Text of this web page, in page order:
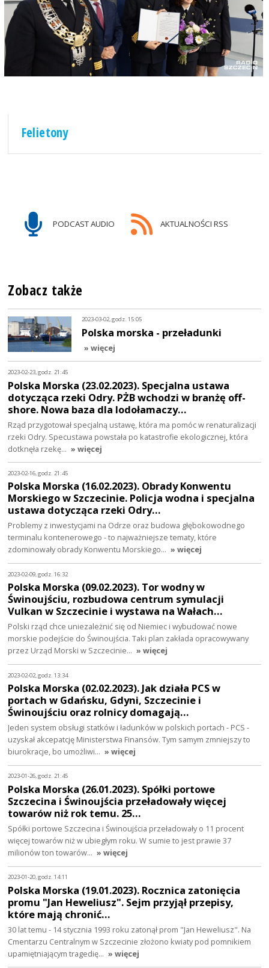
Felietony
PODCAST AUDIO AKTUALNOŚCI RSS
Zobacz także
2023-03-02, godz. 15:05
Polska morska - przeładunki
» więcej
2023-02-23, godz. 21:45
Polska Morska (23.02.2023). Specjalna ustawa
dotycząca rzeki Odry. PŻB wchodzi w branżę off-
shore. Nowa baza dla lodołamaczy…
Rząd przygotował specjalną ustawę, która ma pomóc w renaturalizacji
rzeki Odry. Specustawa powstała po katastrofie ekologicznej, która
dotknęła rzekę… » więcej
2023-02-16, godz. 21:45
Polska Morska (16.02.2023). Obrady Konwentu
Morskiego w Szczecinie. Policja wodna i specjalna
ustawa dotycząca rzeki Odry…
Problemy z inwestycjami na Odrze oraz budowa głębokowodnego
terminalu kontenerowego - to najważniejsze tematy, które
zdominowały obrady Konwentu Morskiego… » więcej
2023-02-09, godz. 16:32
Polska Morska (09.02.2023). Tor wodny w
Świnoujściu, rozbudowa centrum symulacji
Vulkan w Szczecinie i wystawa na Wałach…
Polski rząd chce uniezależnić się od Niemiec i wybudować nowe
morskie podejście do Świnoujścia. Taki plan zakłada opracowywany
przez Urząd Morski w Szczecinie… » więcej
2023-02-02, godz. 13:34
Polska Morska (02.02.2023). Jak działa PCS w
portach w Gdańsku, Gdyni, Szczecinie i
Świnoujściu oraz rolnicy domagają…
Jeden system obsługi statków i ładunków w polskich portach - PCS -
uzyskał akcepatcję Ministerstwa Finansów. Tym samym zmniejszy to
biurokracje, bo umożliwi… » więcej
2023-01-26, godz. 21:45
Polska Morska (26.01.2023). Spółki portowe
Szczecina i Świnoujścia przeładowały więcej
towarów niż rok temu. 25…
Spółki portowe Szczecina i Świnoujścia przeładowały o 11 procent
więcej towarów niż w ubiegłym roku. W sumie to jest prawie 37
milionów ton towarów… » więcej
2023-01-20, godz. 14:11
Polska Morska (19.01.2023). Rocznica zatonięcia
promu "Jan Heweliusz". Sejm przyjął przepisy,
które mają chronić…
30 lat temu - 14 stycznia 1993 roku zatonął prom "Jan Heweliusz". Na
Cmentarzu Centralnym w Szczecinie złożono kwiaty pod pomnikiem
upamiętniającym tragedię… » więcej